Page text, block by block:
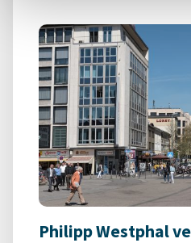
Philipp Westphal